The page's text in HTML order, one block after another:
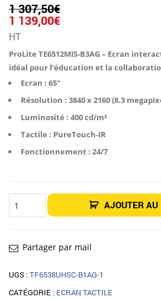
1 307,50€
Le
prix
initial
était :
1
307,50€.
1 139,00€
est :
1
139,00€.
HT
ProLite TE6512MIS-B3AG – Ecran
idéal pour l’éducation et la
Ecran : 65″
Résolution : 3840 x 2160 (8.3
Luminosité : 400 cd/m²
Tactile : PureTouch-IR
Fonctionnement : 24/7
quantité
de
TE6512MIS-
B3AG
AJOUTER AU
Partager par mail
UGS :TF6538UHSC-B1AG-1
CATÉGORIE : ECRAN TACTILE